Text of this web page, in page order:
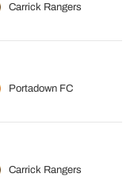
Carrick Rangers
Portadown FC
Carrick Rangers